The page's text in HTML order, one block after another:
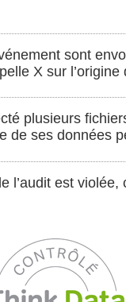
sont
X sur
plusieurs
de ses données
l’audit est violée,